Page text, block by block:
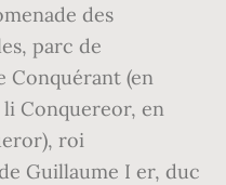
des
parc de
Conquérant (en
Conquereor, en
roi
Guillaume I er, duc